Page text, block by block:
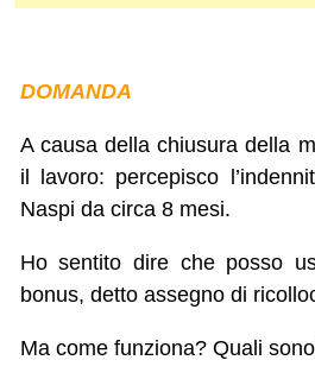
DOMANDA
A causa della chiusura della
il lavoro: percepisco
Naspi da circa 8 mesi.
Ho sentito dire che posso
bonus, detto assegno di
Ma come funziona? Quali